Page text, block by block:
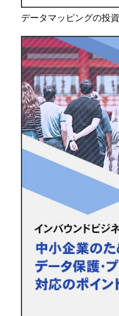
データマッピングの投